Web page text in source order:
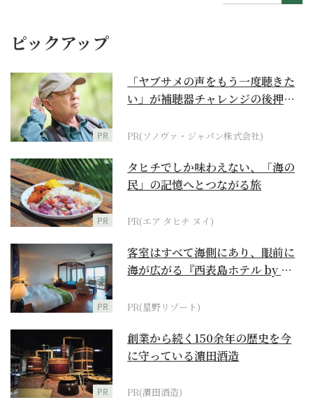
ピックアップ
PR
「ヤブサメの声をもう一度聴きた
い」が補聴器チャレンジの後押し
PR(ソノヴァ・ジャパン株式会社)
PR
タヒチでしか味わえない、「海の
民」の記憶へとつながる旅
PR(エア タヒチ ヌイ)
PR
客室はすべて海側にあり、眼前に
海が広がる『西表島ホテル by 星
PR(星野リゾート)
PR
創業から続く150余年の歴史を今
に守っている濵田酒造
PR(濵田酒造)